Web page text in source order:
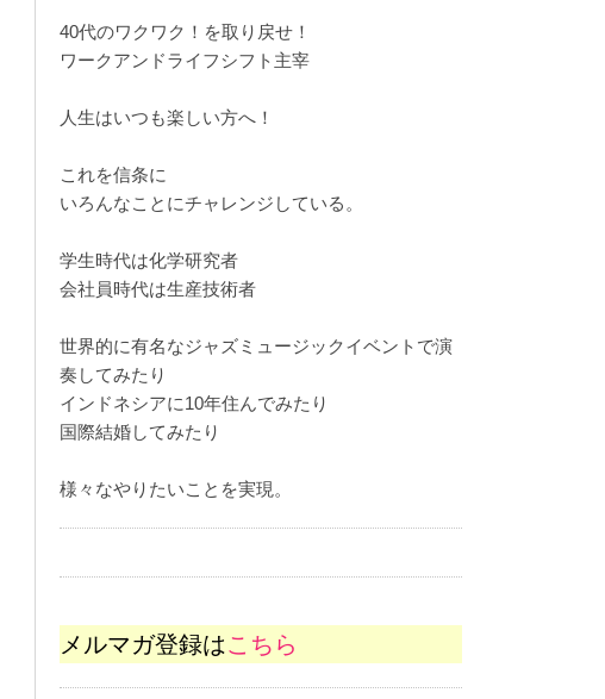
40代のワクワク！を取り戻せ！
ワークアンドライフシフト主宰
人生はいつも楽しい方へ！
これを信条に
いろんなことにチャレンジしている。
学生時代は化学研究者
会社員時代は生産技術者
世界的に有名なジャズミュージックイベントで演
奏してみたり
インドネシアに10年住んでみたり
国際結婚してみたり
様々なやりたいことを実現。
メルマガ登録はこちら